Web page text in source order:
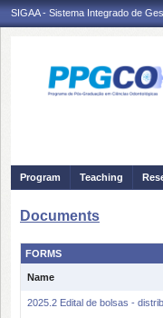
SIGAA - Sistema Integrado de
Program Teaching
Documents
FORMS
Name
2025.2 Edital de bolsas -